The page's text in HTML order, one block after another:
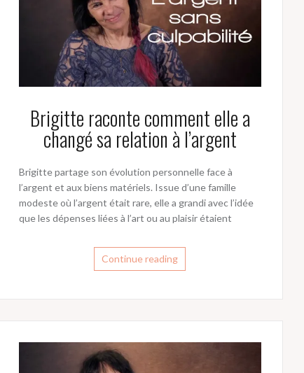
Brigitte raconte comment elle a
changé sa relation à l’argent
Brigitte partage son évolution personnelle face à
l’argent et aux biens matériels. Issue d’une famille
modeste où l’argent était rare, elle a grandi avec l’idée
que les dépenses liées à l’art ou au plaisir étaient
Continue reading